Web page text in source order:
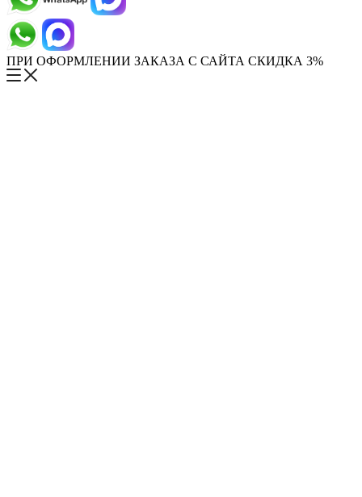
ПРИ ОФОРМЛЕНИИ ЗАКАЗА С САЙТА СКИДКА 3%